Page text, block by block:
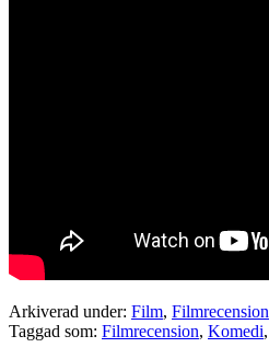
Arkiverad under: Film, Filmrecension
Taggad som: Filmrecension, Komedi,